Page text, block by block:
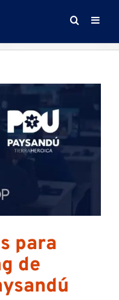
para
de